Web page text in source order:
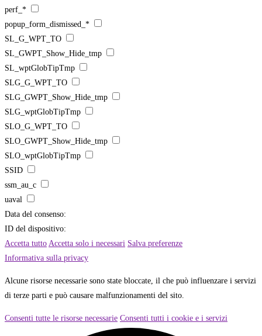
perf_*
popup_form_dismissed_*
SL_G_WPT_TO
SL_GWPT_Show_Hide_tmp
SL_wptGlobTipTmp
SLG_G_WPT_TO
SLG_GWPT_Show_Hide_tmp
SLG_wptGlobTipTmp
SLO_G_WPT_TO
SLO_GWPT_Show_Hide_tmp
SLO_wptGlobTipTmp
SSID
ssm_au_c
uaval
Data del consenso:
ID del dispositivo:
Accetta tutto Accetta solo i necessari Salva preferenze
Informativa sulla privacy
Alcune risorse necessarie sono state bloccate, il che può influenzare i servizi
di terze parti e può causare malfunzionamenti del sito.
Consenti tutte le risorse necessarie Consenti tutti i cookie e i servizi